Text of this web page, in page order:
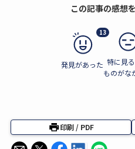
この記事の感想
13
発見があった 特に見
ものがな
印刷 / PDF